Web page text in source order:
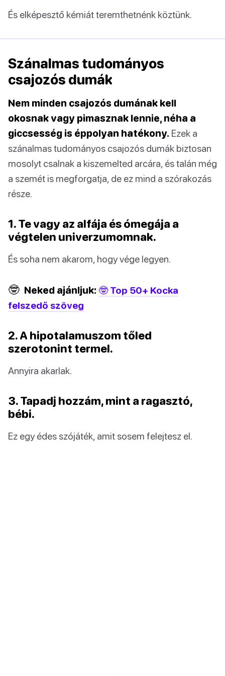
És elképesztő kémiát teremthetnénk köztünk.
Szánalmas tudományos
csajozós dumák
Nem minden csajozós dumának kell
okosnak vagy pimasznak lennie, néha a
giccsesség is éppolyan hatékony. Ezek a
szánalmas tudományos csajozós dumák biztosan
mosolyt csalnak a kiszemelted arcára, és talán még
a szemét is megforgatja, de ez mind a szórakozás
része.
1. Te vagy az alfája és ómegája a
végtelen univerzumomnak.
És soha nem akarom, hogy vége legyen.
🤓 Neked ajánljuk: 🤓 Top 50+ Kocka
felszedő szöveg
2. A hipotalamuszom tőled
szerotonint termel.
Annyira akarlak.
3. Tapadj hozzám, mint a ragasztó,
bébi.
Ez egy édes szójáték, amit sosem felejtesz el.